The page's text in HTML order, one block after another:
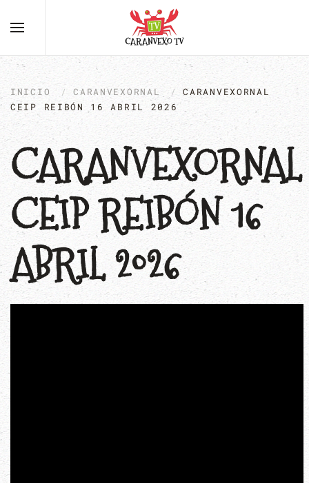
INICIO CARANVEXORNAL
CARANVEXORNAL
CEIP REIBÓN 16 ABRIL 2026
CARANVEXORNAL
CEIP REIBÓN 16
ABRIL 2026